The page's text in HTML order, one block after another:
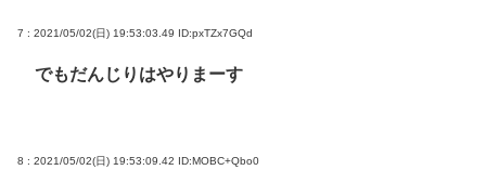
7 : 2021/05/02(日) 19:53:03.49 ID:pxTZx7GQd
でもだんじりはやりまーす
8 : 2021/05/02(日) 19:53:09.42 ID:MOBC+Qbo0